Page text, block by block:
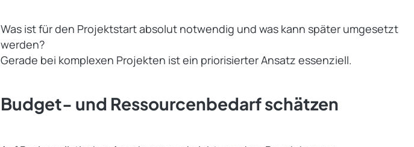
Was ist für den Projektstart absolut notwendig und was kann später umgesetzt
werden?
Gerade bei komplexen Projekten ist ein priorisierter Ansatz essenziell.
Budget- und Ressourcenbedarf schätzen